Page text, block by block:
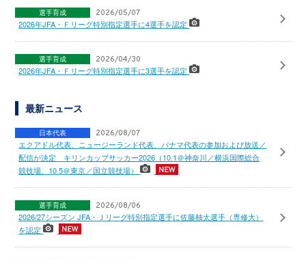
選手育成 2026/05/07
2026年JFA・Ｆリーグ特別指定選手に4選手を認定
選手育成 2026/04/30
2026年JFA・Ｆリーグ特別指定選手に3選手を認定
最新ニュース
日本代表 2026/08/07
エクアドル代表、ニュージーランド代表、パナマ代表の参加および放送／
配信が決定 キリンカップサッカー2026（10.1＠神奈川／横浜国際総合
競技場、10.5＠東京／国立競技場）
選手育成 2026/08/06
2026/27シーズン JFA・Ｊリーグ特別指定選手に佐藤柚太選手（専修大）
を認定